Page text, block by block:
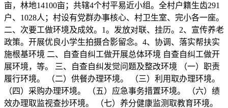
亩，林地14100亩；共辖4个村平易近小组。全村户籍生齿291
户、1028人；村设有党群办事核心、村卫生室、完小各一座。
二、次要工做环境及成效。1。发放对联、挂历。2、宣传养老
政策。开展优良小学生拍摄合影留念。4、协调、落实帮扶实
施根基环境 二、自查自纠工做开展总体环境 自查自纠工做开
展环境，等。 三、自查自纠发觉问题及整改环境 （一）职责
履行环境。 （二）供餐办理环境。 （三）利用取办理环境。
（四）采购办理环境。 （五）应急事务措置环境。 （六）绩
效办理取监视查抄环境。 （七）养分健康监测取教育环境。